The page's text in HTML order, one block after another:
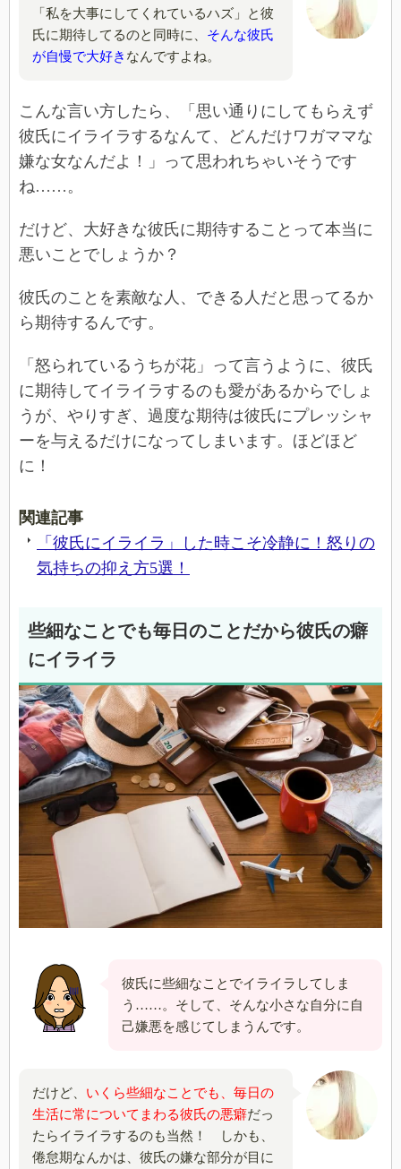
「私を大事にしてくれているハズ」と彼
氏に期待してるのと同時に、 そんな彼氏
が自慢で大好き なんですよね。
こんな言い方したら、「思い通りにしてもらえず
彼氏にイライラするなんて、どんだけワガママな
嫌な女なんだよ！」って思われちゃいそうです
ね……。
だけど、大好きな彼氏に期待することって本当に
悪いことでしょうか？
彼氏のことを素敵な人、できる人だと思ってるか
ら期待するんです。
「怒られているうちが花」って言うように、彼氏
に期待してイライラするのも愛があるからでしょ
うが、やりすぎ、過度な期待は彼氏にプレッシャ
ーを与えるだけになってしまいます。ほどほど
に！
関連記事
「彼氏にイライラ」した時こそ冷静に！怒りの
気持ちの抑え方5選！
些細なことでも毎日のことだから彼氏の癖
にイライラ
彼氏に些細なことでイライラしてしま
う……。そして、そんな小さな自分に自
己嫌悪を感じてしまうんです。
だけど、 いくら些細なことでも、毎日の
生活に常についてまわる彼氏の悪癖だっ
たらイライラするのも当然！ しかも、
倦怠期なんかは、彼氏の嫌な部分が目に